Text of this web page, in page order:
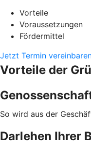
Vorteile
Voraussetzungen
Fördermittel
Jetzt Termin
Vorteile der
So wird aus der
Darlehen Ihrer